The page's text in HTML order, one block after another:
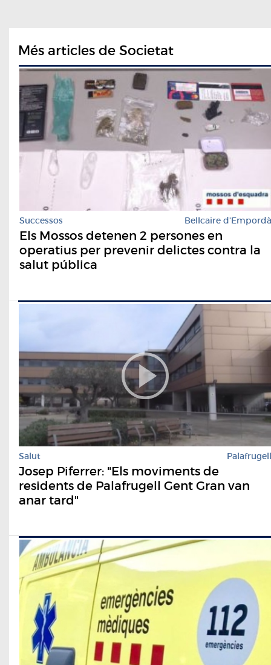
Més articles de Societat
Successos Bellcaire d'Empordà
Els Mossos detenen 2 persones en
operatius per prevenir delictes contra la
salut pública
Salut Palafrugell
Josep Piferrer: "Els moviments de
residents de Palafrugell Gent Gran van
anar tard"